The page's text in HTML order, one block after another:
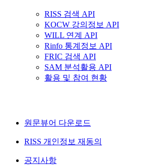
RISS 검색 API
KOCW 강의정보 API
WILL 연계 API
Rinfo 통계정보 API
FRIC 검색 API
SAM 분석활용 API
활용 및 참여 현황
원문뷰어 다운로드
RISS 개인정보 재동의
공지사항